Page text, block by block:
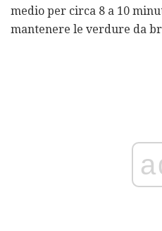
medio per circa 8 a 10
mantenere le verdure da